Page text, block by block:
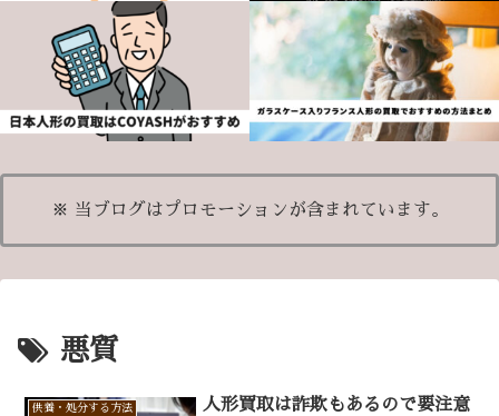
※ 当ブログはプロモーションが含まれています。
悪質
供養・処分する方法
人形買取は詐欺もあるので要注意